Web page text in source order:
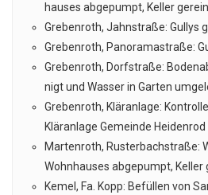
hau­ses abge­pumpt, Kel­ler
Gre­ben­roth, Jahn­stra­ße: Gul­lys
Gre­ben­roth, Pan­ora­ma­stra­ße:
Gre­ben­roth, Dorf­stra­ße:
nigt und Was­ser in Gar­ten
Gre­ben­roth, Klär­an­la­ge:
Klär­an­la­ge Gemein­de Heidenrod
Mar­ten­roth, Rus­ter­bach­stra­ße:
Wohn­hau­ses abge­pumpt, Kel­ler
Kemel, Fa. Kopp: Befül­len von